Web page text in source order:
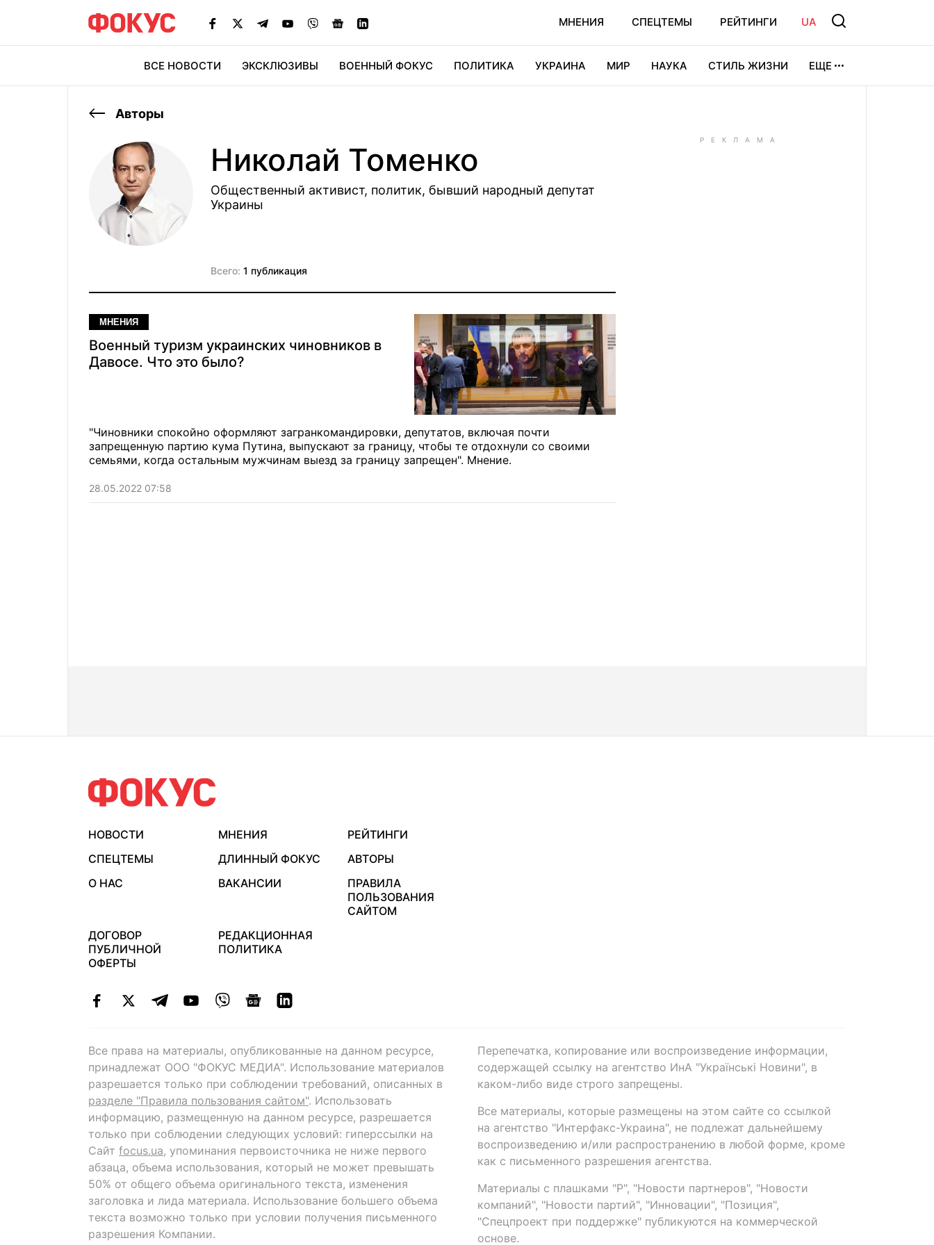
МНЕНИЯ СПЕЦТЕМЫ РЕЙТИНГИ UA
ВСЕ НОВОСТИ ЭКСКЛЮЗИВЫ ВОЕННЫЙ ФОКУС ПОЛИТИКА УКРАИНА МИР НАУКА СТИЛЬ ЖИЗНИ ЕЩЕ
Авторы
Николай Томенко
Общественный активист, политик, бывший народный депутат
Украины
Всего: 1 публикация
МНЕНИЯ
Военный туризм украинских чиновников в
Давосе. Что это было?
"Чиновники спокойно оформляют загранкомандировки, депутатов, включая почти
запрещенную партию кума Путина, выпускают за границу, чтобы те отдохнули со своими
семьями, когда остальным мужчинам выезд за границу запрещен". Мнение.
28.05.2022 07:58
НОВОСТИ МНЕНИЯ
РЕЙТИНГИ
СПЕЦТЕМЫ
ДЛИННЫЙ ФОКУС
АВТОРЫ
О НАС
ВАКАНСИИ
ПРАВИЛА
ПОЛЬЗОВАНИЯ
САЙТОМ
ДОГОВОР
ПУБЛИЧНОЙ
ОФЕРТЫ
РЕДАКЦИОННАЯ
ПОЛИТИКА
Все права на материалы, опубликованные на данном ресурсе,
принадлежат ООО "ФОКУС МЕДИА". Использование материалов
разрешается только при соблюдении требований, описанных в
разделе "Правила пользования сайтом". Использовать
информацию, размещенную на данном ресурсе, разрешается
только при соблюдении следующих условий: гиперссылки на
Сайт focus.ua, упоминания первоисточника не ниже первого
абзаца, объема использования, который не может превышать
50% от общего объема оригинального текста, изменения
заголовка и лида материала. Использование большего объема
текста возможно только при условии получения письменного
разрешения Компании.
Перепечатка, копирование или воспроизведение информации,
содержащей ссылку на агентство ИнА "Українські Новини", в
каком-либо виде строго запрещены.
Все материалы, которые размещены на этом сайте со ссылкой
на агентство "Интерфакс-Украина", не подлежат дальнейшему
воспроизведению и/или распространению в любой форме, кроме
как с письменного разрешения агентства.
Материалы с плашками "Р", "Новости партнеров", "Новости
компаний", "Новости партий", "Инновации", "Позиция",
"Спецпроект при поддержке" публикуются на коммерческой
основе.